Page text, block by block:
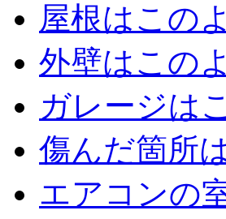
屋根はこの
外壁はこの
ガレージは
傷んだ箇所
エアコンの